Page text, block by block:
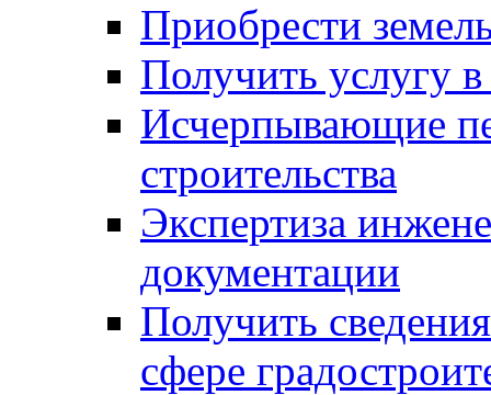
Приобрести
Получить услугу в
Исчерпывающие
строительства
Экспертиза
документации
Получить
сфере